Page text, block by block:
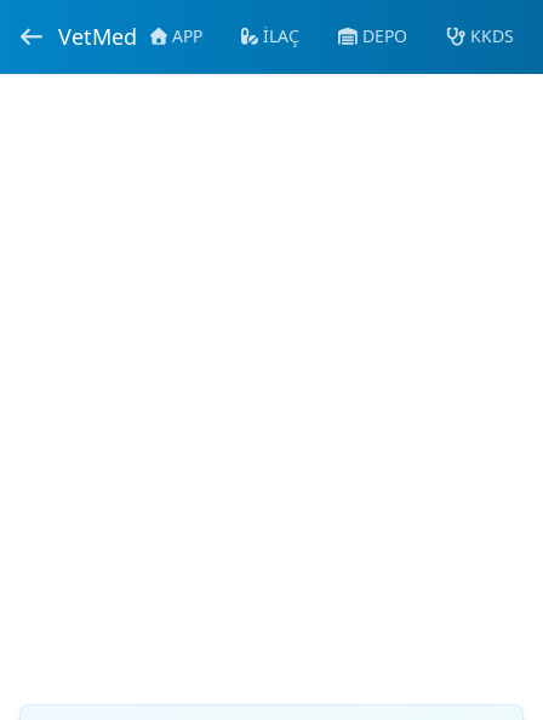
VetMed APP İLAÇ DEPO KKDS